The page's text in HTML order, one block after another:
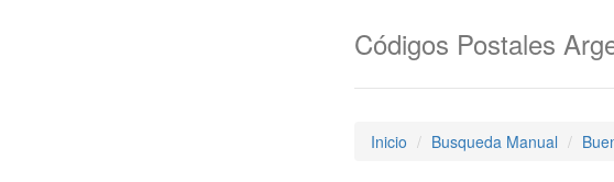
Códigos Postales
Inicio Busqueda Manual